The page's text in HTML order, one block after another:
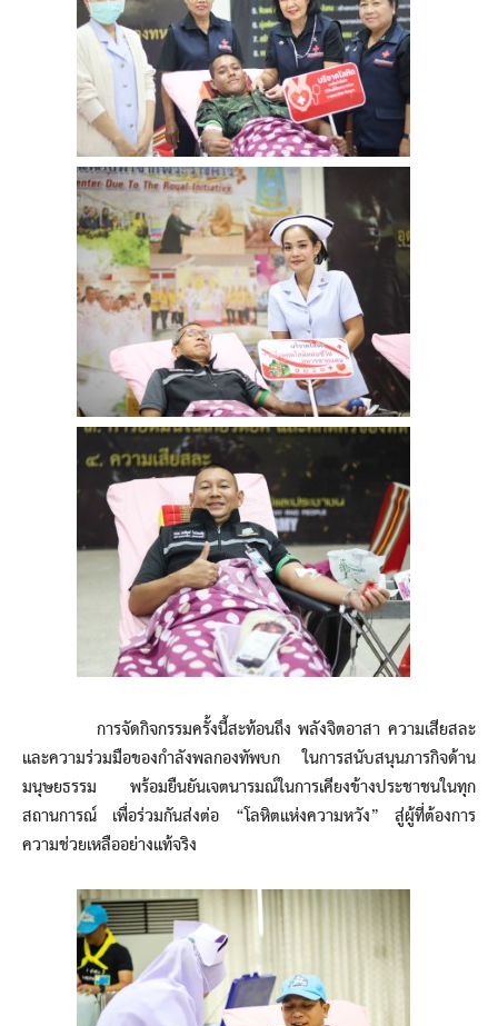
การจัดกิจกรรมครั้งนี้สะท้อนถึง พลังจิตอาสา ความเสียสละ
และความร่วมมือของกำลังพลกองทัพบก ในการสนับสนุนภารกิจด้าน
มนุษยธรรม พร้อมยืนยันเจตนารมณ์ในการเคียงข้างประชาชนในทุก
สถานการณ์ เพื่อร่วมกันส่งต่อ “โลหิตแห่งความหวัง” สู่ผู้ที่ต้องการ
ความช่วยเหลืออย่างแท้จริง